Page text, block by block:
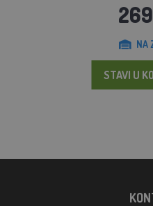
NA
STAVI U